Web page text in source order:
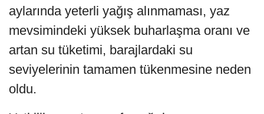
aylarında yeterli yağış alınmaması, yaz
mevsimindeki yüksek buharlaşma oranı ve
artan su tüketimi, barajlardaki su
seviyelerinin tamamen tükenmesine neden
oldu.